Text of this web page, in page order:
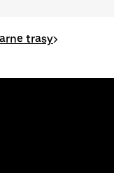
trasy>